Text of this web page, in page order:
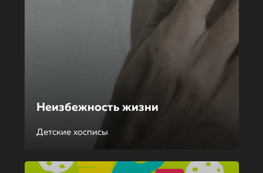
Неизбежность жизни
Детские хосписы